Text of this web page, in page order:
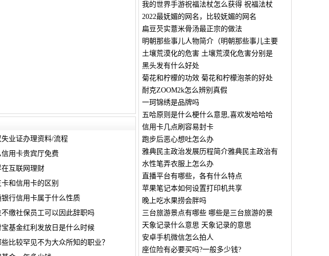
失业证办理资料/流程
信用卡贵宾厅免费
在互联网理财
和信用卡的区别
银行信用卡属于什么性质
不缴社保员工可以因此辞职吗
宝基金红利发放日是什么时候
比较罕见不为大众所知的职业？
我的世界手游祝福法杖怎么获得 祝福法杖
2022最妩媚的网名，比较妩媚的网名
扁豆芡实薏米骨汤最正宗的做法
明朝那些事儿人物简介（明朝那些事儿主要
土壤荒漠化的危害 土壤荒漠化危害分别是
黑头发有什么好处
菊花和柠檬的功效 菊花和柠檬泡茶的好处
耐克ZOOM2k怎么辨别真假
一珂锦绣是品牌吗
五哈原则是什么梗什么意思,喜欢发哈哈哈
信用卡几点刷容易封卡
跑步后恶心想吐怎么办
雅典民主政治发展历程简介雅典民主政治有
水性笔弄衣服上怎么办
直播平台有哪些，各有什么特点
苹果笔记本如何设置打印机共享
晚上吃水果捞会胖吗
三台旅游景点有哪些 哪些是三台旅游的景
天象记录什么意思 天象记录的意思
安卓手机微信怎么拍人
座位险有必要买吗?一般多少钱?